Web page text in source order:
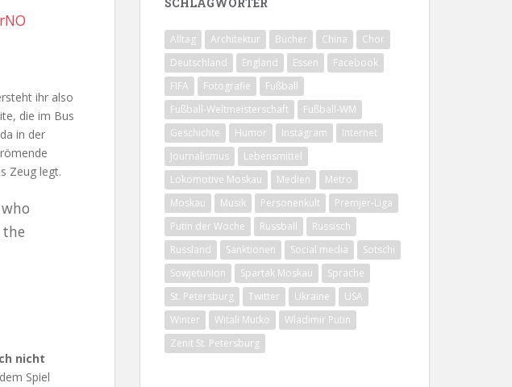
ihr also
die im Bus
in der
Zeug legt.
nicht
Spiel
Alltag Architektur Bücher China
Chor
Deutschland
England Essen
Facebook
FIFA
Fotografie
Fußball
Fußball-Weltmeisterschaft
Fußball-WM
Geschichte
Humor Instagram
Internet
Journalismus
Lebensmittel
Lokomotive Moskau
Medien
Metro
Moskau
Musik Personenkult
Premjer-Liga
Putin der Woche
Russball
Russisch
Russland
Sanktionen Social media
Sotschi
Sowjetunion
Spartak Moskau
Sprache
St. Petersburg
Twitter Ukraine
USA
Winter
Witali Mutko
Wladimir Putin
Zenit St. Petersburg